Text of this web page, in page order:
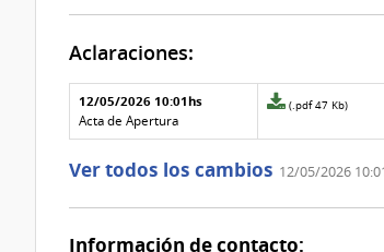
Aclaraciones:
Aclaraciones del llamado
Fecha y
texto de
la
Archivo
de la
12/05/2026 10:01hs
Acta de Apertura
Archivo
de
aclaración
0
(.pdf 47 Kb)
Ver todos los cambios 12/05/2026
Información de contacto: